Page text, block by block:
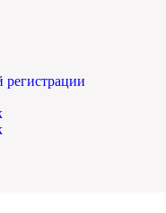
регистрации